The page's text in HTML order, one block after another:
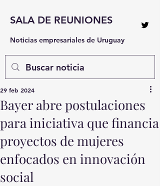
SALA DE REUNIONES
Noticias empresariales de Uruguay
Bayer abre postulaciones
para iniciativa que financia
proyectos de mujeres
enfocados en innovación
social
29 feb 2024